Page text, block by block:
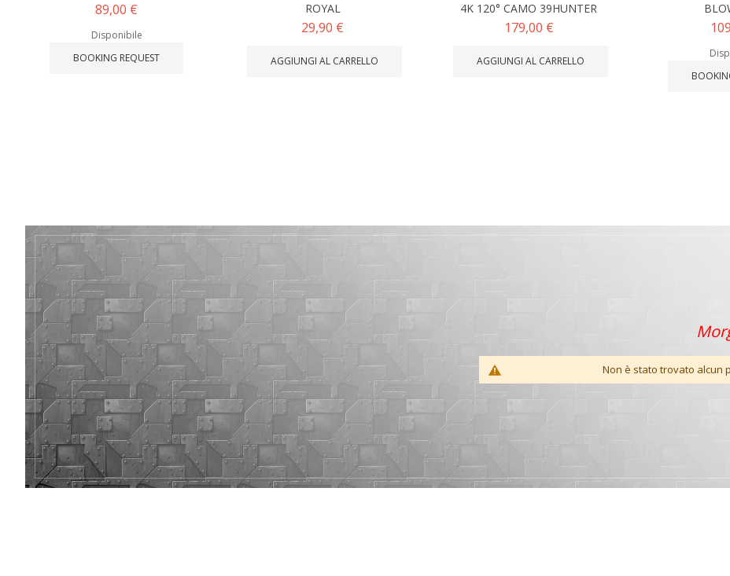
89,00 €
Disponibile
BOOKING REQUEST
ROYAL
29,90 €
AGGIUNGI AL CARRELLO
4K 120° CAMO 39HUNTER
179,00 €
AGGIUNGI AL CARRELLO
Non è stato trovato alcun